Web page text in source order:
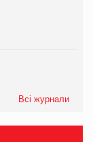
Всі журнали